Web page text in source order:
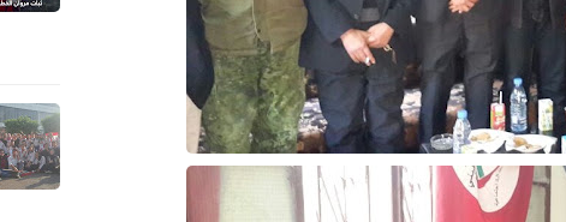
Www.albuss.net